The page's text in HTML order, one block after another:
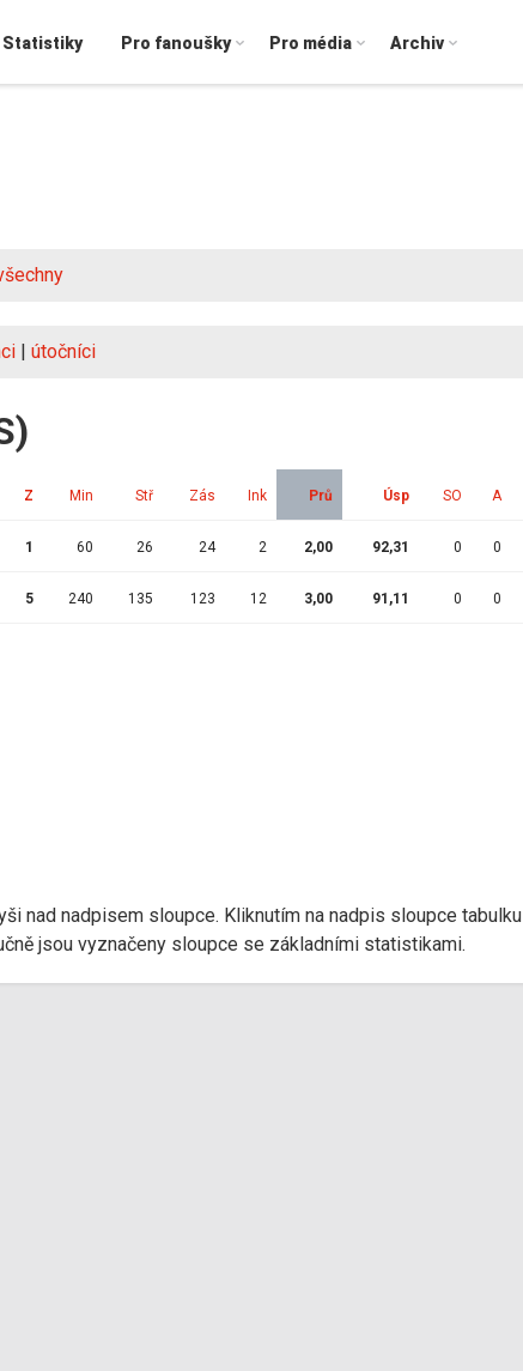
Statistiky Pro fanoušky Pro média Archiv
| útočníci
Z Min Stř Zás Ink Prů Úsp SO A
1 60 26 24 2 2,00 92,31 0 0
5 240 135 123 12 3,00 91,11 0 0
nad nadpisem sloupce. Kliknutím na nadpis sloupce tabulku
jsou vyznačeny sloupce se základními statistikami.